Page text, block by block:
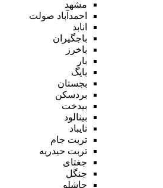
مشهد
احمدآباد صولت
انابد
باجگیران
باخرز
بار
بایگ
بجستان
بردسکن
بیدخت
بینالود
تایباد
تربت جام
تربت حیدریه
جغتای
جنگل
چاشلو